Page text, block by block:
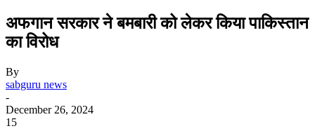
अफगान सरकार ने बमबारी को लेकर किया पाकिस्तान
का विरोध
By
sabguru news
-
December 26, 2024
15